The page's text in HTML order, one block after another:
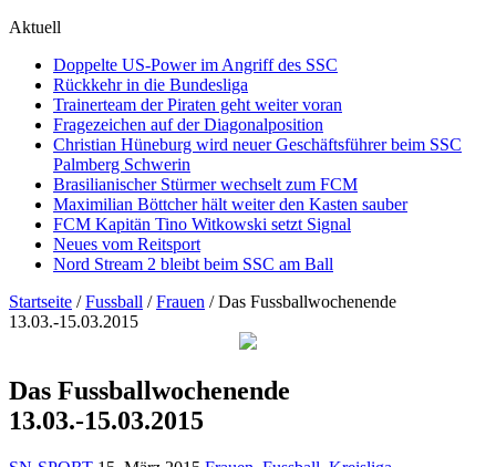
Aktuell
Doppelte US-Power im Angriff des SSC
Rückkehr in die Bundesliga
Trainerteam der Piraten geht weiter voran
Fragezeichen auf der Diagonalposition
Christian Hüneburg wird neuer Geschäftsführer beim SSC
Palmberg Schwerin
Brasilianischer Stürmer wechselt zum FCM
Maximilian Böttcher hält weiter den Kasten sauber
FCM Kapitän Tino Witkowski setzt Signal
Neues vom Reitsport
Nord Stream 2 bleibt beim SSC am Ball
Startseite / Fussball / Frauen / Das Fussballwochenende
13.03.-15.03.2015
Das Fussballwochenende
13.03.-15.03.2015